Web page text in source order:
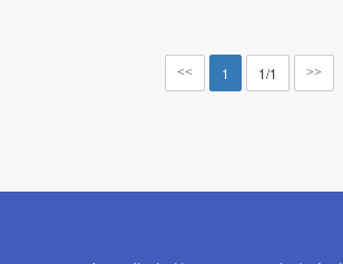
<< 1 1/1 >>